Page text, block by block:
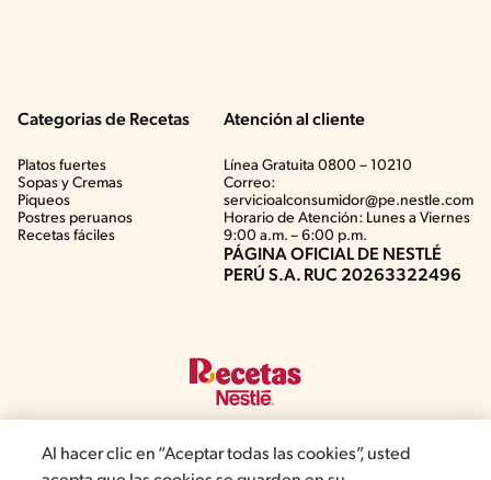
Categorias de Recetas
Platos fuertes
Sopas y Cremas
Piqueos
Postres peruanos
Recetas fáciles
Atención al cliente
Línea Gratuita 0800 – 10210
Correo:
servicioalconsumidor@pe.nestle.com
Horario de Atención: Lunes a Viernes
9:00 a.m. – 6:00 p.m.
PÁGINA OFICIAL DE NESTLÉ
PERÚ S.A. RUC 20263322496
Al hacer clic en “Aceptar todas las cookies”, usted